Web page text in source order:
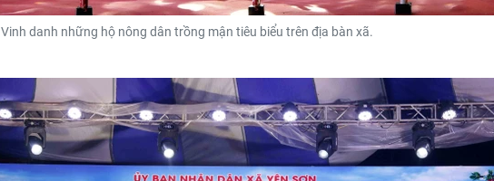
Vinh danh những hộ nông dân trồng mận tiêu biểu trên địa bàn xã.